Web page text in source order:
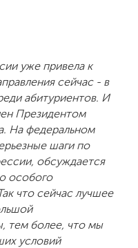
уже привела к
сейчас - в
абитуриентов. И
Президентом
На федеральном
шаги по
обсуждается
особого
что сейчас лучшее
тем более, что мы
условий